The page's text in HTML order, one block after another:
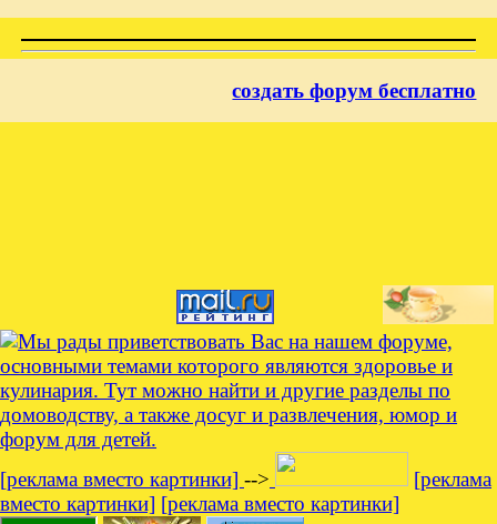
создать форум бесплатно
[реклама вместо картинки] -->
[реклама
вместо картинки] [реклама вместо картинки]